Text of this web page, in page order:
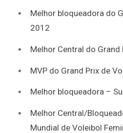
Melhor bloqueadora do
2012
Melhor Central do
MVP do Grand Prix de
Melhor bloqueadora –
Melhor Central/
Mundial de Voleibol